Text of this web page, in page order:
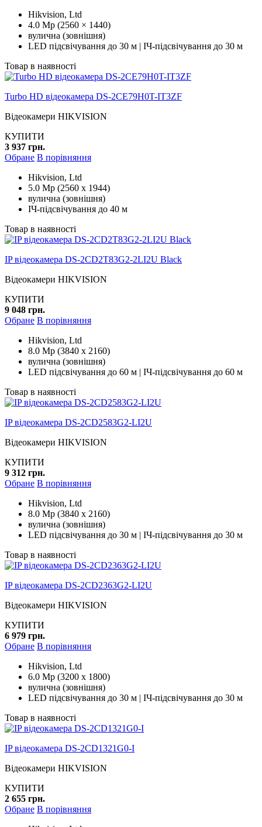
Hikvision, Ltd
4.0 Mp (2560 × 1440)
вулична (зовнішня)
LED підсвічування до 30 м | ІЧ-підсвічування до 30 м
Товар в наявності
Turbo HD відеокамера DS-2CE79H0T-IT3ZF
Відеокамери HIKVISION
КУПИТИ
3 937 грн.
Обране В порівняння
Hikvision, Ltd
5.0 Mp (2560 x 1944)
вулична (зовнішня)
ІЧ-підсвічування до 40 м
Товар в наявності
IP відеокамера DS-2CD2T83G2-2LI2U Black
Відеокамери HIKVISION
КУПИТИ
9 048 грн.
Обране В порівняння
Hikvision, Ltd
8.0 Mp (3840 x 2160)
вулична (зовнішня)
LED підсвічування до 60 м | ІЧ-підсвічування до 60 м
Товар в наявності
IP відеокамера DS-2CD2583G2-LI2U
Відеокамери HIKVISION
КУПИТИ
9 312 грн.
Обране В порівняння
Hikvision, Ltd
8.0 Mp (3840 x 2160)
вулична (зовнішня)
LED підсвічування до 30 м | ІЧ-підсвічування до 30 м
Товар в наявності
IP відеокамера DS-2CD2363G2-LI2U
Відеокамери HIKVISION
КУПИТИ
6 979 грн.
Обране В порівняння
Hikvision, Ltd
6.0 Mp (3200 x 1800)
вулична (зовнішня)
LED підсвічування до 30 м | ІЧ-підсвічування до 30 м
Товар в наявності
IP відеокамера DS-2CD1321G0-I
Відеокамери HIKVISION
КУПИТИ
2 655 грн.
Обране В порівняння